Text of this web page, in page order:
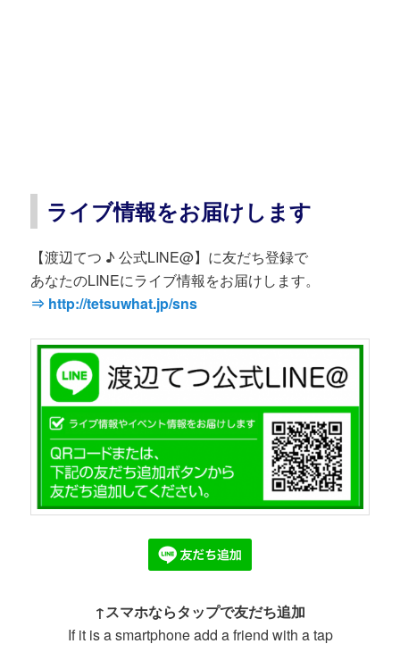
ライブ情報をお届けします
【渡辺てつ ♪ 公式LINE@】に友だち登録で
あなたのLINEにライブ情報をお届けします。
⇒ http://tetsuwhat.jp/sns
↑スマホならタップで友だち追加
If it is a smartphone add a friend with a tap